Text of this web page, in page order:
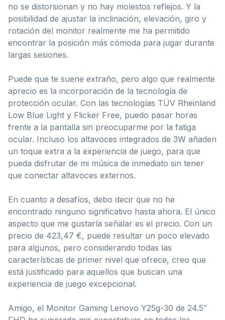
no se distorsionan y no hay molestos reflejos. Y la
posibilidad de ajustar la inclinación, elevación, giro y
rotación del monitor realmente me ha permitido
encontrar la posición más cómoda para jugar durante
largas sesiones.
Puede que te suene extraño, pero algo que realmente
aprecio es la incorporación de la tecnología de
protección ocular. Con las tecnologías TÜV Rheinland
Low Blue Light y Flicker Free, puedo pasar horas
frente a la pantalla sin preocuparme por la fatiga
ocular. Incluso los altavoces integrados de 3W añaden
un toque extra a la experiencia de juego, para que
pueda disfrutar de mi música de inmediato sin tener
que conectar altavoces externos.
En cuanto a desafíos, debo decir que no he
encontrado ninguno significativo hasta ahora. El único
aspecto que me gustaría señalar es el precio. Con un
precio de 423,47 €, puede resultar un poco elevado
para algunos, pero considerando todas las
características de primer nivel que ofrece, creo que
está justificado para aquellos que buscan una
experiencia de juego excepcional.
Amigo, el Monitor Gaming Lenovo Y25g-30 de 24.5″